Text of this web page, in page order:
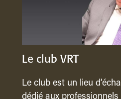
Le club VRT
Le club est un lieu